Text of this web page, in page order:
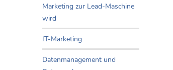
Marketing zur Lead-Maschine
wird
IT-Marketing
Datenmanagement und